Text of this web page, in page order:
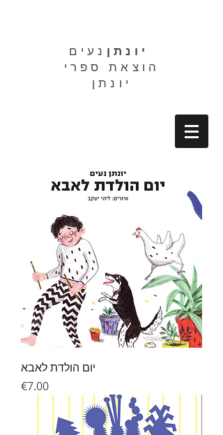
יונתן נעים
הוצאת ספרי
יונתן
יום הולדת לאבא
Price
€7.00